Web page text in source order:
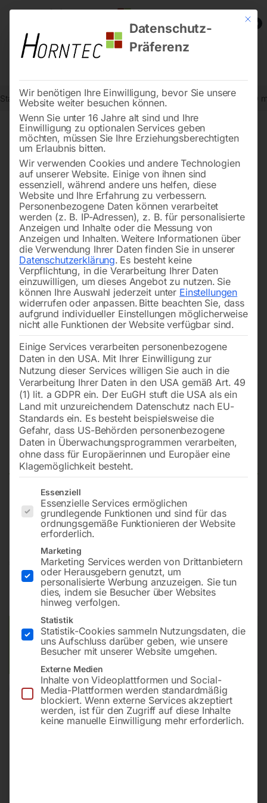
0
Start Steintrenntechnik Bodenbearbeitung Diamantscheibe 500
Diamantscheibe 500 mm
PREMIUM LINE – ASPHALT (Bohrung: 25,4 mm)
(speziell für Fugenschneider)
360,00
inkl. MwSt. zzgl.Versandkosten
Lieferzeit:ca. 2 - 3 Tage
Versandkosten Standard (Österreich):€10,00
Bitte beachten Sie: Die Versandkosten gelten für Österreich.
Andere Länder können abweichen.
In den Warenkorb
Mit
Datenschutz-
Präferenz
Wir benötigen Ihre Einwilligung, bevor Sie unsere
Website weiter besuchen können.
Wenn Sie unter 16 Jahre alt sind und Ihre
Einwilligung zu optionalen Services geben
möchten, müssen Sie Ihre Erziehungsberechtigten
um Erlaubnis bitten.
Wir verwenden Cookies und andere Technologien
auf unserer Website. Einige von ihnen sind
essenziell, während andere uns helfen, diese
Website und Ihre Erfahrung zu verbessern.
Personenbezogene Daten können verarbeitet
werden (z. B. IP-Adressen), z. B. für personalisierte
Anzeigen und Inhalte oder die Messung von
Anzeigen und Inhalten. Weitere Informationen über
die Verwendung Ihrer Daten finden Sie in unserer
Datenschutzerklärung. Es besteht keine
Verpflichtung, in die Verarbeitung Ihrer Daten
einzuwilligen, um dieses Angebot zu nutzen. Sie
können Ihre Auswahl jederzeit unter Einstellungen
widerrufen oder anpassen. Bitte beachten Sie, dass
aufgrund individueller Einstellungen möglicherweise
nicht alle Funktionen der Website verfügbar sind.
Einige Services verarbeiten personenbezogene
Daten in den USA. Mit Ihrer Einwilligung zur
Nutzung dieser Services willigen Sie auch in die
Verarbeitung Ihrer Daten in den USA gemäß Art. 49
(1) lit. a GDPR ein. Der EuGH stuft die USA als ein
Land mit unzureichendem Datenschutz nach EU-
Standards ein. Es besteht beispielsweise die
Gefahr, dass US-Behörden personenbezogene
Daten in Überwachungsprogrammen verarbeiten,
ohne dass für Europäerinnen und Europäer eine
Klagemöglichkeit besteht.
Es folgt eine Liste der Service-Gruppen, für die eine
Essenziell
Essenzielle Services ermöglichen
grundlegende Funktionen und sind für das
ordnungsgemäße Funktionieren der Website
erforderlich.
Marketing
Marketing Services werden von Drittanbietern
oder Herausgebern genutzt, um
personalisierte Werbung anzuzeigen. Sie tun
dies, indem sie Besucher über Websites
hinweg verfolgen.
Statistik
Statistik-Cookies sammeln Nutzungsdaten, die
uns Aufschluss darüber geben, wie unsere
Besucher mit unserer Website umgehen.
Externe Medien
Inhalte von Videoplattformen und Social-
Media-Plattformen werden standardmäßig
blockiert. Wenn externe Services akzeptiert
werden, ist für den Zugriff auf diese Inhalte
keine manuelle Einwilligung mehr erforderlich.